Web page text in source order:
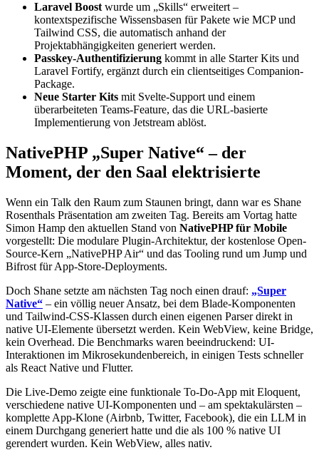
Laravel Boost wurde um „Skills“ erweitert –
kontextspezifische Wissensbasen für Pakete wie MCP und
Tailwind CSS, die automatisch anhand der
Projektabhängigkeiten generiert werden.
Passkey-Authentifizierung kommt in alle Starter Kits und
Laravel Fortify, ergänzt durch ein clientseitiges Companion-
Package.
Neue Starter Kits mit Svelte-Support und einem
überarbeiteten Teams-Feature, das die URL-basierte
Implementierung von Jetstream ablöst.
NativePHP „Super Native“ – der
Moment, der den Saal elektrisierte
Wenn ein Talk den Raum zum Staunen bringt, dann war es Shane
Rosenthals Präsentation am zweiten Tag. Bereits am Vortag hatte
Simon Hamp den aktuellen Stand von NativePHP für Mobile
vorgestellt: Die modulare Plugin-Architektur, der kostenlose Open-
Source-Kern „NativePHP Air“ und das Tooling rund um Jump und
Bifrost für App-Store-Deployments.
Doch Shane setzte am nächsten Tag noch einen drauf: „Super
Native“ – ein völlig neuer Ansatz, bei dem Blade-Komponenten
und Tailwind-CSS-Klassen durch einen eigenen Parser direkt in
native UI-Elemente übersetzt werden. Kein WebView, keine Bridge,
kein Overhead. Die Benchmarks waren beeindruckend: UI-
Interaktionen im Mikrosekundenbereich, in einigen Tests schneller
als React Native und Flutter.
Die Live-Demo zeigte eine funktionale To-Do-App mit Eloquent,
verschiedene native UI-Komponenten und – am spektakulärsten –
komplette App-Klone (Airbnb, Twitter, Facebook), die ein LLM in
einem Durchgang generiert hatte und die als 100 % native UI
gerendert wurden. Kein WebView, alles nativ.